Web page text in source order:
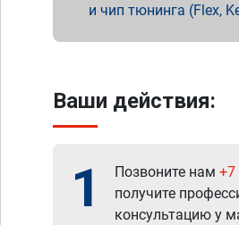
и чип тюнинга (Flex,
Ваши действия:
1 Позвоните нам +7
получите
консультацию у